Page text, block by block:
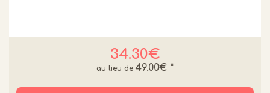
34.30€
49.00€ *